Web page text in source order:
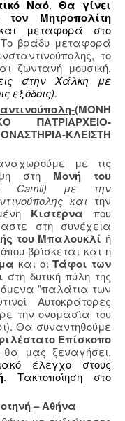
Ναό. Θα γίνει
Μητροπολίτη
μεταφορά στο
Το βράδυ μεταφορά
το
ζωντανή μουσική.
στην Χάλκη με
εξόδοις).
(ΜΟΝΗ
ΠΑΤΡΙΑΡΧΕΙΟ-
ΚΛΕΙΣΤΗ
με τις
στη Μονή του
Camii) με την
και την
Κιστερνα που
στη συνέχεια
του Μπαλουκλί ή
όπου βρίσκεται και η
και οιΤάφοι των
στη δυτική πύλη της
"παλάτια των
Αυτοκράτορες
την ονομασία του
Θα συναντηθούμε
Επίσκοπο
μας ξεναγήσει.
έλεγχο στους
. Τακτοποίηση στο
– Αθήνα